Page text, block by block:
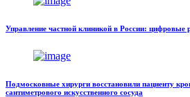
Управление частной клиникой в России: цифровые
Подмосковные хирурги восстановили пациенту
сантиметрового искусственного сосуда